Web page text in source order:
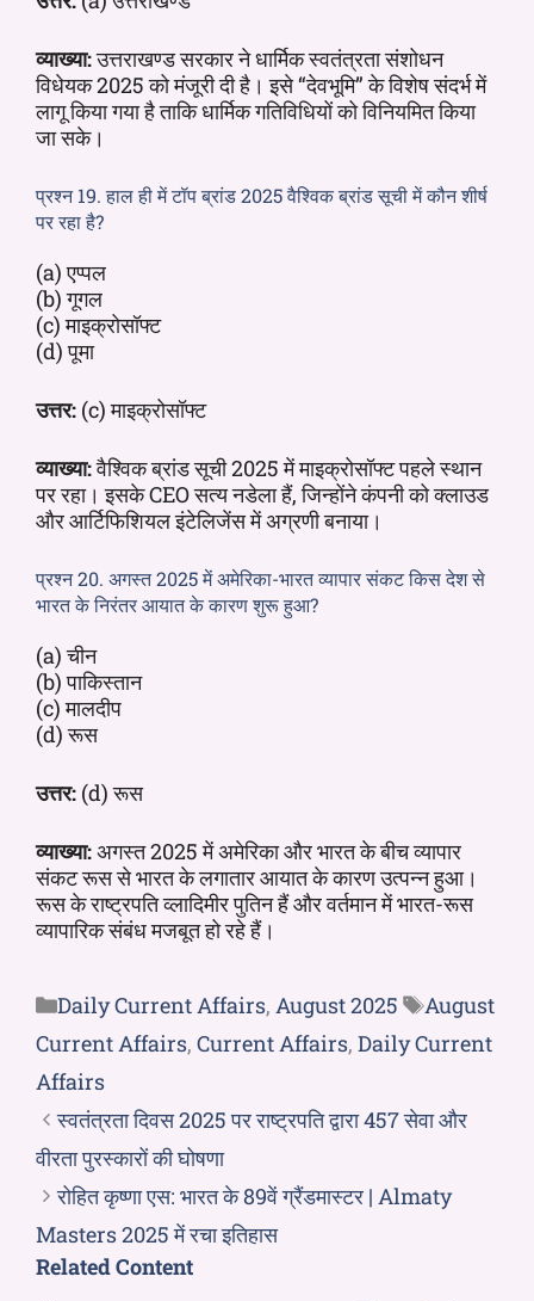
व्याख्या:उत्तराखण्ड सरकार ने धार्मिक स्वतंत्रता संशोधन
विधेयक 2025 को मंजूरी दी है। इसे “देवभूमि” के विशेष संदर्भ में
लागू किया गया है ताकि धार्मिक गतिविधियों को विनियमित किया
जा सके।
प्रश्न 19. हाल ही में टॉप ब्रांड 2025 वैश्विक ब्रांड सूची में कौन शीर्ष
पर रहा है?
(a) एप्पल
(b) गूगल
(c) माइक्रोसॉफ्ट
(d) पूमा
उत्तर: (c) माइक्रोसॉफ्ट
व्याख्या:वैश्विक ब्रांड सूची 2025 में माइक्रोसॉफ्ट पहले स्थान
पर रहा। इसके CEO सत्य नडेला हैं, जिन्होंने कंपनी को क्लाउड
और आर्टिफिशियल इंटेलिजेंस में अग्रणी बनाया।
प्रश्न 20. अगस्त 2025 में अमेरिका-भारत व्यापार संकट किस देश से
भारत के निरंतर आयात के कारण शुरू हुआ?
(a) चीन
(b) पाकिस्तान
(c) मालदीप
(d) रूस
उत्तर: (d) रूस
व्याख्या:अगस्त 2025 में अमेरिका और भारत के बीच व्यापार
संकट रूस से भारत के लगातार आयात के कारण उत्पन्न हुआ।
रूस के राष्ट्रपति व्लादिमीर पुतिन हैं और वर्तमान में भारत-रूस
व्यापारिक संबंध मजबूत हो रहे हैं।
Daily Current Affairs, August 2025
August
Current Affairs, Current Affairs, Daily Current
Affairs
स्वतंत्रता दिवस 2025 पर राष्ट्रपति द्वारा 457 सेवा और
वीरता पुरस्कारों की घोषणा
रोहित कृष्णा एस: भारत के 89वें ग्रैंडमास्टर | Almaty
Masters 2025 में रचा इतिहास
Related Content